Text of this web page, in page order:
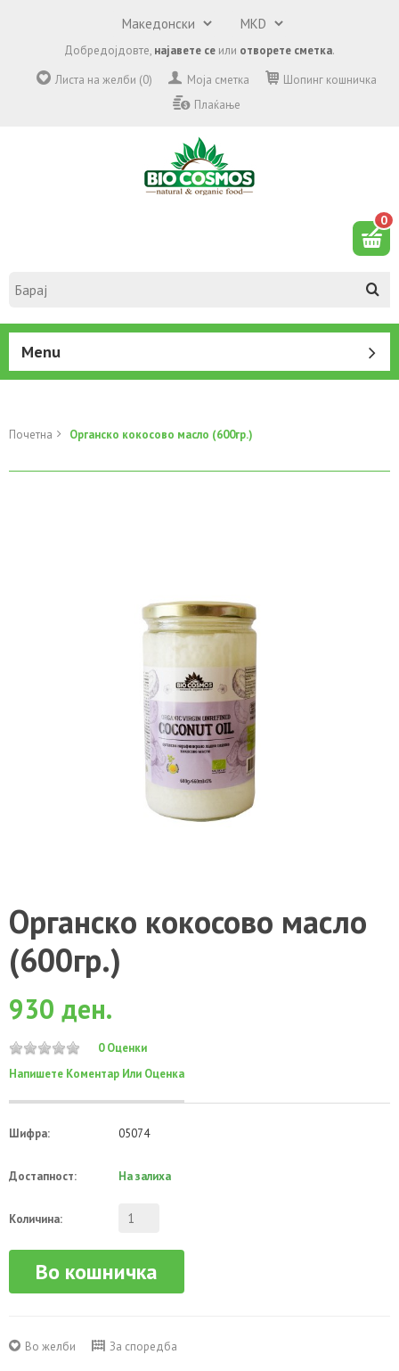
Добредојдовте, најавете се или отворете сметка.
Листа на желби (0)
Моја сметка
Шопинг кошничка
Плаќање
0
Menu
Почетна Органско кокосово масло (600гр.)
Органско кокосово масло
(600гр.)
930 ден.
0 Оценки
Напишете Коментар Или Оценка
Шифра: 05074
Достапност: На залиха
Количина:
Во кошничка
Во желби За споредба